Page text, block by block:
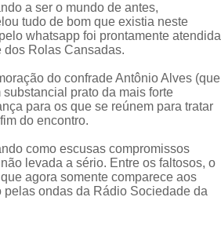
a ser o mundo de antes,
tudo de bom que existia neste
whatsapp foi prontamente atendida
dos Rolas Cansadas.
do confrade Antônio Alves (que
prato da mais forte
para os que se reúnem para tratar
do encontro.
como escusas compromissos
levada a sério. Entre os faltosos, o
agora somente comparece aos
ondas da Rádio Sociedade da